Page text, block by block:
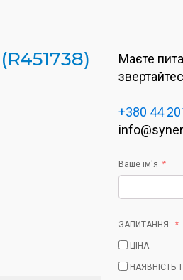
Маєте
+380 44
Ваше ім'я
ЗАПИТАННЯ:
ЦІНА
НАЯВНІСТЬ